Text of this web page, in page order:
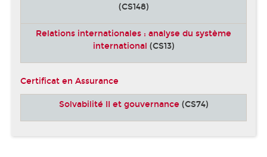
(CS148)
Relations internationales : analyse du système
international (CS13)
Certificat en Assurance
Solvabilité II et gouvernance (CS74)